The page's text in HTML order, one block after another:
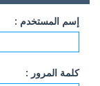
إسم المستخدم :
كلمة المرور :